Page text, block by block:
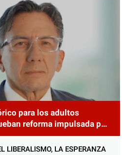
para los adultos
reforma impulsada por
Nazar para fortalecer
Honduras
LIBERALISMO, LA ESPERANZA